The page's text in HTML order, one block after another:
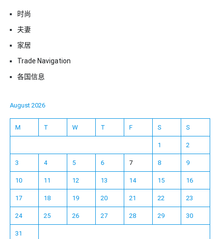
时尚
夫妻
家居
Trade Navigation
各国信息
August 2026
M T W T F S S
1 2
3 4 5 6 7 8 9
10 11 12 13 14 15 16
17 18 19 20 21 22 23
24 25 26 27 28 29 30
31